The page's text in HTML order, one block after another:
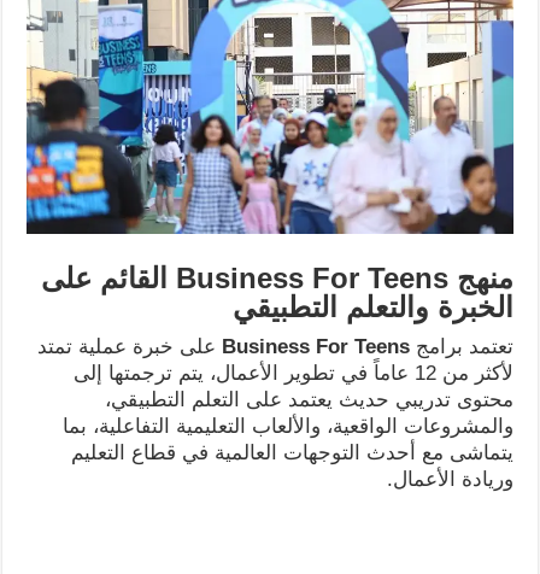
منهج Business For Teens
القائم على
الخبرة والتعلم التطبيقي
تعتمد برامج Business For Teensعلى خبرة عملية تمتد
لأكثر من 12 عاماً في تطوير الأعمال، يتم ترجمتها إلى
محتوى تدريبي حديث يعتمد على التعلم التطبيقي،
والمشروعات الواقعية، والألعاب التعليمية التفاعلية، بما
يتماشى مع أحدث التوجهات العالمية في قطاع التعليم
وريادة الأعمال.